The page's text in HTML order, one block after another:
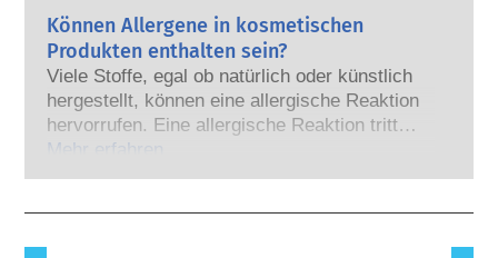
Arzneimittel – wurde jemals eine Störung des
Hormonsystems nachgewiesen. Die strengen
Sicherheitsbewertungen der kosmetischen
Produkte durch qualifizierte wissenschaftliche
Experten, zu denen die Unternehmen
gesetzlich verpflichtet sind, decken alle
Körperpflegebranche viel in Forschung und
Entwicklung investiert, um Alternativen zu
Tierversuchen für die Bewertung der
Sicherheit von Kosmetik-Inhaltsstoffen und -
Produkten zu entwickeln.
Können Allergene in kosmetischen
Produkten enthalten sein?
Viele Stoffe, egal ob natürlich oder künstlich
hergestellt, können eine allergische Reaktion
hervorrufen. Eine allergische Reaktion tritt
auf, wenn das Immunsystem einer Person auf
Mehr erfahren